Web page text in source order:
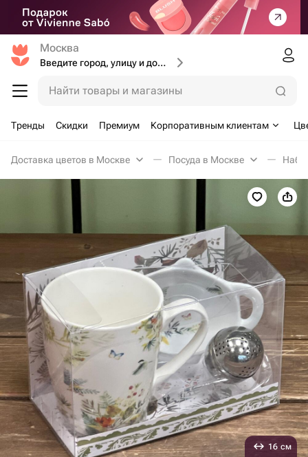
Москва
Введите город, улицу и дом доставки
Найти товары и магазины
Тренды Скидки Премиум Корпоративным клиентам
Доставка цветов в Москве Посуда в Москве
16 см